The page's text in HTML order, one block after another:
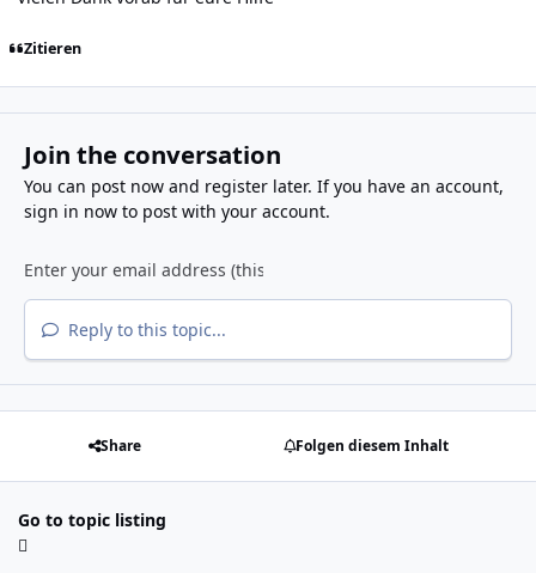
Zitieren
Join the conversation
You can post now and register later. If you have an account,
sign in nowto post with your account.
Reply to this topic...
Share Folgen diesem Inhalt
Go to topic listing